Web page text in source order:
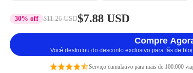
30% off $11.26 USD$7.88 USD
Compre
Você desfrutou do desconto exclusivo para fãs de
Serviço cumulativo para mais de 100.000